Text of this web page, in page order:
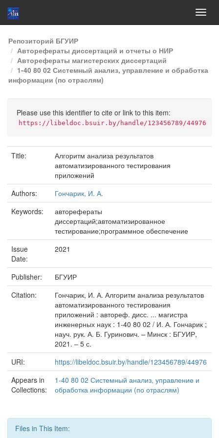
Skip
navigation
Репозиторий БГУИР
Авторефераты диссертаций и отчеты о НИР
Авторефераты магистерских диссертаций
1-40 80 02 Системный анализ, управление и обработка
информации (по отраслям)
Please use this identifier to cite or link to this item:
https://libeldoc.bsuir.by/handle/123456789/44976
Title:
Алгоритм анализа результатов
автоматизированного тестирования
приложений
Authors:
Гончарик, И. А.
Keywords:
авторефераты
диссертаций;автоматизированное
тестирование;программное обеспечение
Issue
Date:
2021
Publisher:
БГУИР
Citation:
Гончарик, И. А. Алгоритм анализа результатов
автоматизированного тестирования
приложений : автореф. дисс. ... магистра
инженерных наук : 1-40 80 02 / И. А. Гончарик ;
науч. рук. А. Б. Гуринович. – Минск : БГУИР,
2021. – 5 с.
URI:
https://libeldoc.bsuir.by/handle/123456789/44976
Appears in
Collections:
1-40 80 02 Системный анализ, управление и
обработка информации (по отраслям)
Files in This Item: